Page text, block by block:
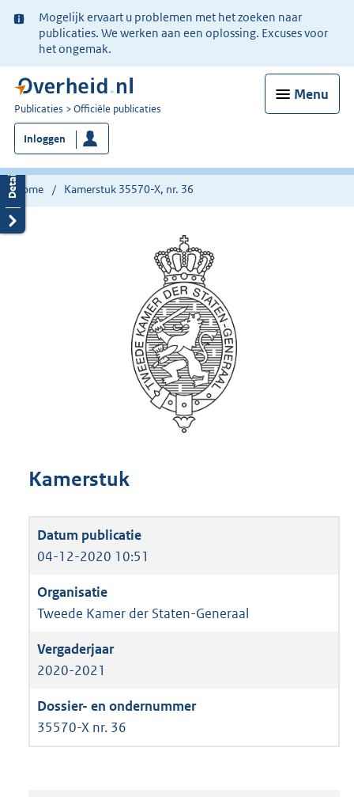
Ter
informatie:
Mogelijk ervaart u problemen met het zoeken naar
publicaties. We werken aan een oplossing. Excuses voor
het ongemak.
Menu
U
bent
nu
hier:
Publicaties Officiële publicaties
Inloggen
Home Kamerstuk 35570-X, nr. 36
Kamerstuk
04-12-2020 10:51
Tweede Kamer der Staten-Generaal
2020-2021
35570-X nr. 36